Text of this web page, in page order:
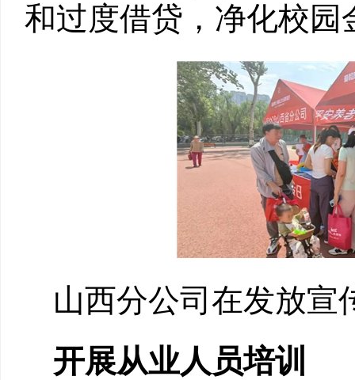
和过度借贷，净化校园
山西分公司在发放宣
开展从业人员培训